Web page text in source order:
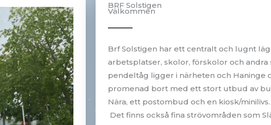
BRF Solstigen
Välkommen
Brf Solstigen har ett centralt och lugnt
arbetsplatser, skolor, förskolor och andra
pendeltåg ligger i närheten och Haninge
promenad bort med ett stort utbud av
Nära, ett postombud och en kiosk/minilivs.
Det finns också fina strövområden som